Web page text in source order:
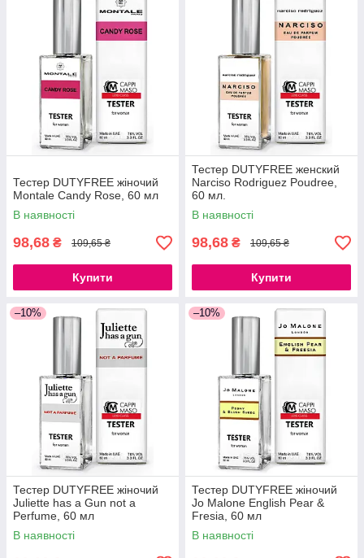
Тестер DUTYFREE жіночий
Montale Candy Rose, 60 мл
В наявності
98,68 ₴ 109,65 ₴
Купити
Тестер DUTYFREE женский
Narciso Rodriguez Poudree,
60 мл.
В наявності
98,68 ₴ 109,65 ₴
Купити
–10%
Тестер DUTYFREE жіночий
Juliette has a Gun not a
Perfume, 60 мл
В наявності
–10%
Тестер DUTYFREE жіночий
Jo Malone English Pear &
Fresia, 60 мл
В наявності